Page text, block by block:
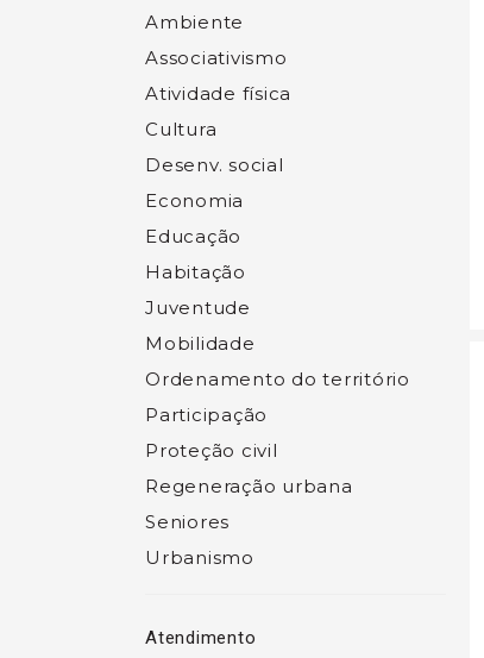
Ambiente
Associativismo
Atividade física
Cultura
Desenv. social
Economia
Educação
Habitação
Juventude
Mobilidade
Ordenamento do território
Participação
Proteção civil
Regeneração urbana
Seniores
Urbanismo
Atendimento